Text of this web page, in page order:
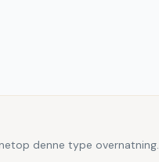
denne type overnatning.